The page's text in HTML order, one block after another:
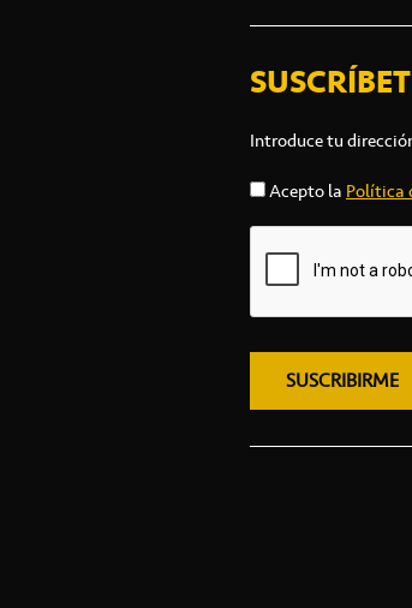
Introduce tu
Acepto la Política